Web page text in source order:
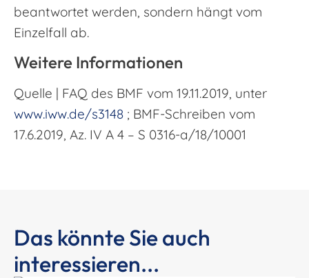
beantwortet werden, sondern hängt vom
Einzelfall ab.
Weitere Informationen
Quelle | FAQ des BMF vom 19.11.2019, unter
www.iww.de/s3148 ; BMF-Schreiben vom
17.6.2019, Az. IV A 4 – S 0316-a/18/10001
Das könnte Sie auch
interessieren...